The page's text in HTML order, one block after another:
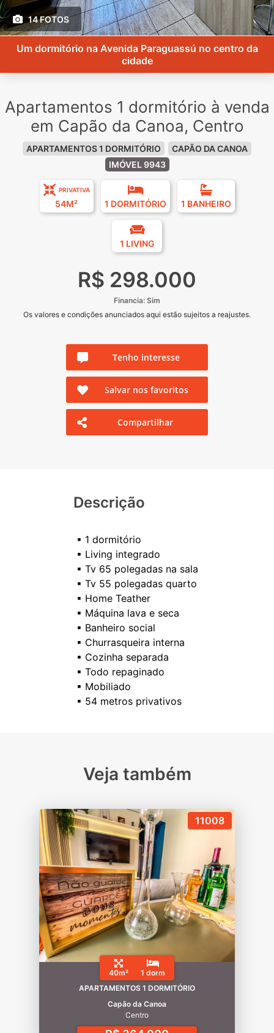
14 FOTOS
Um dormitório na Avenida Paraguassú no centro da
cidade
Apartamentos 1 dormitório à venda
em Capão da Canoa, Centro
APARTAMENTOS 1 DORMITÓRIO
CAPÃO DA CANOA
IMÓVEL 9943
PRIVATIVA
54M² 1 DORMITÓRIO 1 BANHEIRO
1 LIVING
R$ 298.000
Financia: Sim
Os valores e condições anunciados aqui estão sujeitos a reajustes.
Tenho interesse
Salvar nos favoritos
Compartilhar
Descrição
▪ 1 dormitório
▪ Living integrado
▪ Tv 65 polegadas na sala
▪ Tv 55 polegadas quarto
▪ Home Teather
▪ Máquina lava e seca
▪ Banheiro social
▪ Churrasqueira interna
▪ Cozinha separada
▪ Todo repaginado
▪ Mobiliado
▪ 54 metros privativos
Veja também
11008
40m²
1 dorm
APARTAMENTOS 1 DORMITÓRIO
Capão da Canoa
Centro